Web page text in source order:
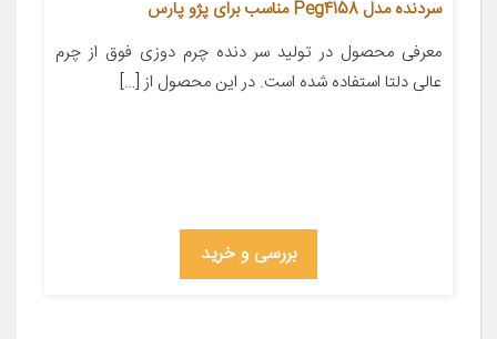
سردنده مدل Peg4158 مناسب برای پژو پارس
معرفی محصول در تولید سر دنده چرم دوزی فوق از چرم
عالی دلتا استفاده شده است. در این محصول از […]
بررسی و خرید